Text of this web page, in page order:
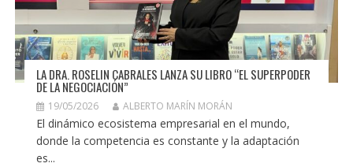
LA DRA. ROSELIN CABRALES LANZA SU LIBRO “EL SUPERPODER
DE LA NEGOCIACIÓN”
19/05/2026 ALBERTO MARÍN MORÁN
El dinámico ecosistema empresarial en el mundo,
donde la competencia es constante y la adaptación
es...